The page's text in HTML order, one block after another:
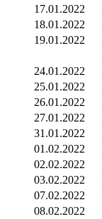
17.01.2022
18.01.2022
19.01.2022
24.01.2022
25.01.2022
26.01.2022
27.01.2022
31.01.2022
01.02.2022
02.02.2022
03.02.2022
07.02.2022
08.02.2022